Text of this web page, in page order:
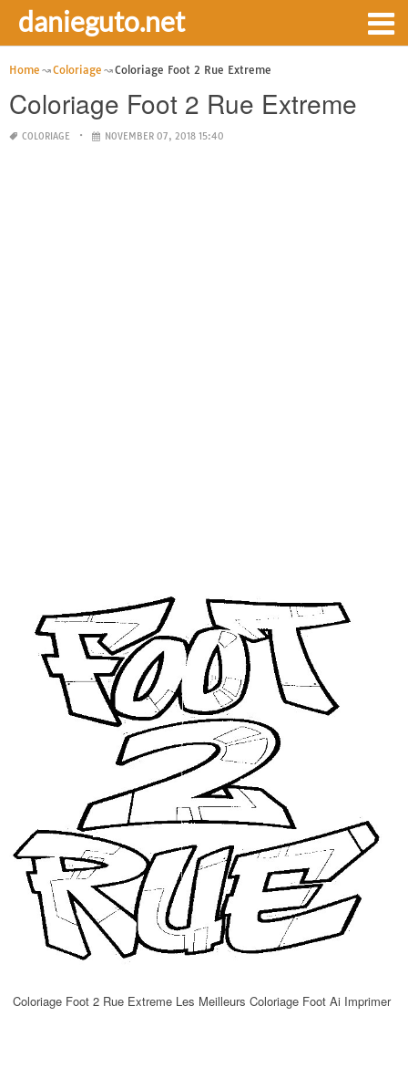
danieguto.net
Home Coloriage Coloriage Foot 2 Rue Extreme
Coloriage Foot 2 Rue Extreme
COLORIAGE NOVEMBER 07, 2018 15:40
Coloriage Foot 2 Rue Extreme Les Meilleurs Coloriage Foot Ai Imprimer